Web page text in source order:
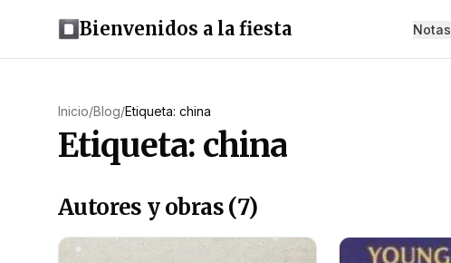
Bienvenidos a la fiesta Notas
Inicio/Blog/Etiqueta: china
Etiqueta: china
Autores y obras (7)